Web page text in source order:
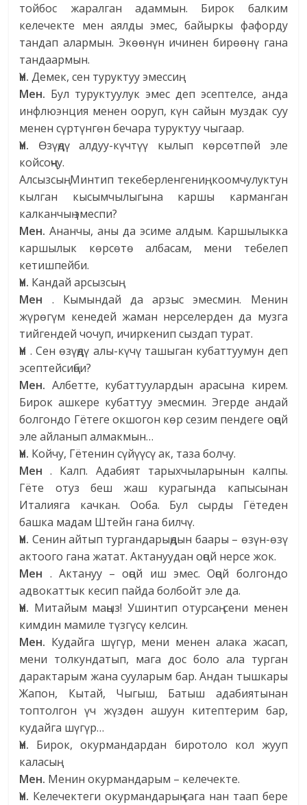
тойбос жаралган адаммын. Бирок балким
келечекте мен аялды эмес, байыркы фафорду
тандап алармын. Экөөнүн ичинен бирөөнү гана
тандаармын.
Үн.Демек, сен туруктуу эмессиң.
Мен. Бул туруктуулук эмес деп эсептелсе, анда
инфлюэнция менен ооруп, күн сайын муздак суу
менен сүртүнгөн бечара туруктуу чыгаар.
Үн. Өзүңдү алдуу-күчтүү кылып көрсөтпөй эле
койсоңчу.
Алсызсың. Минтип текеберленгениң, коомчулуктун
кылган кысымчылыгына каршы карманган
калканчың эмеспи?
Мен. Ананчы, аны да эсиме алдым. Каршылыкка
каршылык көрсөтө албасам, мени тебелеп
кетишпейби.
Үн. Кандай арсызсың.
Мен . Кымындай да арзыс эмесмин. Менин
жүрөгүм кенедей жаман нерселерден да музга
тийгендей чочуп, ичиркенип сыздап турат.
Үн . Сен өзүңдү алы-күчү ташыган кубаттуумун деп
эсептейсиңби?
Мен. Албетте, кубаттуулардын арасына кирем.
Бирок ашкере кубаттуу эмесмин. Эгерде андай
болгондо Гётеге окшогон көр сезим пендеге оңой
эле айланып алмакмын…
Үн. Койчу, Гётенин сүйүүсү ак, таза болчу.
Мен . Калп. Адабият тарыхчыларынын калпы.
Гёте отуз беш жаш курагында капысынан
Италияга качкан. Ооба. Бул сырды Гётеден
башка мадам Штейн гана билчү.
Үн. Сенин айтып тургандарыңдын баары – өзүн-өзү
актоого гана жатат. Актануудан оңой нерсе жок.
Мен . Актануу – оңой иш эмес. Оңой болгондо
адвокаттык кесип пайда болбойт эле да.
Үн. Митайым маңыз! Ушинтип отурсаң сени менен
кимдин мамиле түзгүсү келсин.
Мен. Кудайга шүгүр, мени менен алака жасап,
мени толкундатып, мага дос боло ала турган
дарактарым жана сууларым бар. Андан тышкары
Жапон, Кытай, Чыгыш, Батыш адабиятынан
топтолгон үч жүздөн ашуун китептерим бар,
кудайга шүгүр…
Үн. Бирок, окурмандардан биротоло кол жууп
каласың.
Мен. Менин окурмандарым – келечекте.
Үн. Келечектеги окурмандарың сага нан таап бере